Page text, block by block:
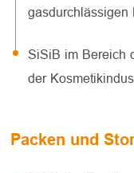
gasdurchlässigen
SiSiB im Bereich
der
Packen und